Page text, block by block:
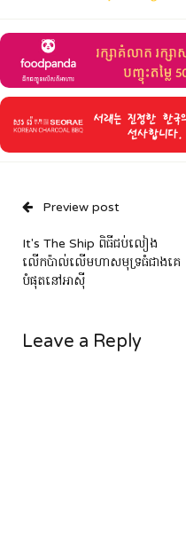
Preview post
It's The Ship ពិធីជប់លៀង
លើកប៉ាល់លើមហាសមុទ្រធំជាងគេ
បំផុតនៅអាស៊ី
Leave a Reply